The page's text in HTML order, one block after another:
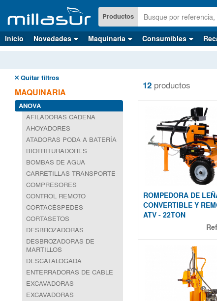
contenido
principal
Productos
Inicio Novedades Maquinaria Consumibles
Quitar filtros
MAQUINARIA
ANOVA
AFILADORAS CADENA
AHOYADORES
ATADORAS PODA A BATERÍA
BIOTRITURADORES
BOMBAS DE AGUA
CARRETILLAS TRANSPORTE
COMPRESORES
CONTROL REMOTO
CORTACÉSPEDES
CORTASETOS
DESBROZADORAS
DESBROZADORAS DE
MARTILLOS
DESCATALOGADA
ENTERRADORAS DE CABLE
EXCAVADORAS
EXCAVADORAS
12productos
ROMPEDORA DE
CONVERTIBLE Y
ATV - 22TON